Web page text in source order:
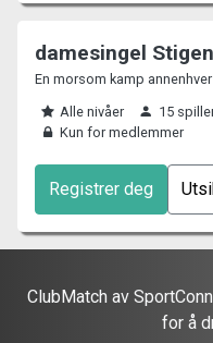
damesingel Stigen
En morsom kamp
Alle nivåer
15
Kun for medlemmer
Registrer deg
ClubMatch av
for å